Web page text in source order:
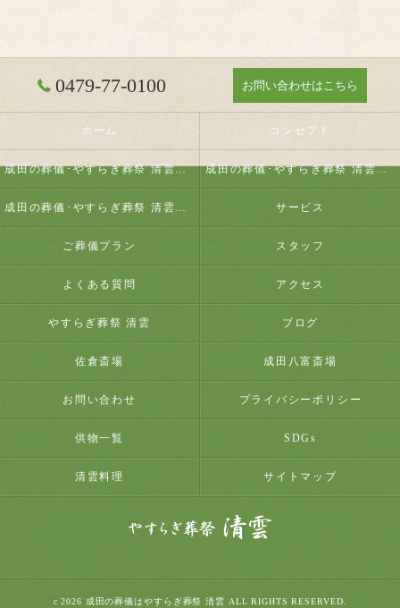
0479-77-0100 お問い合わせはこちら
ホーム コンセプト
成田の葬儀･やすらぎ葬祭 清雲の口コミ情報 成田の葬儀･やすらぎ葬祭 清雲の評判
成田の葬儀･やすらぎ葬祭 清雲のお客様の声 サービス
ご葬儀プラン スタッフ
よくある質問 アクセス
やすらぎ葬祭 清雲 ブログ
佐倉斎場 成田八富斎場
お問い合わせ プライバシーポリシー
供物一覧 SDGs
清雲料理 サイトマップ
c 2026 成田の葬儀はやすらぎ葬祭 清雲 ALL RIGHTS RESERVED.